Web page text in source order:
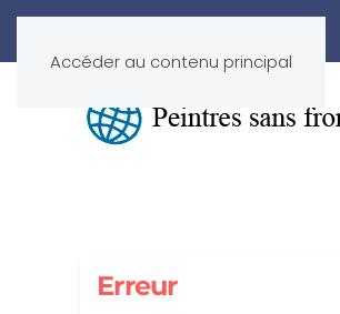
Accéder au contenu principal
Erreur